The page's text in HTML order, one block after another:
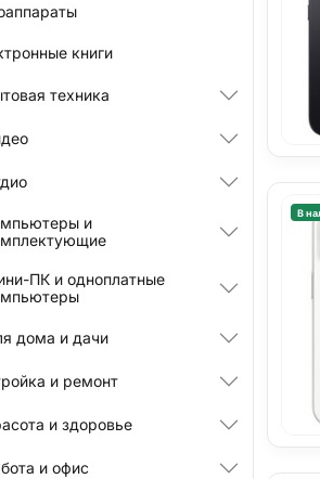
книги
техника
и
ПК и одноплатные
дома и дачи
и ремонт
и здоровье
и офис
В